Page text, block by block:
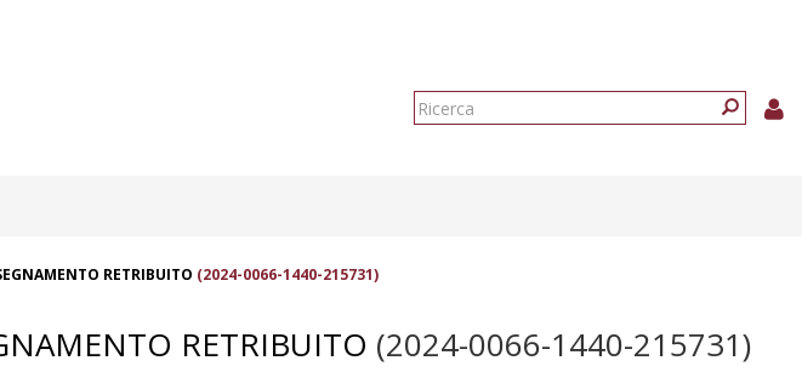
Form
RETRIBUITO (2024-0066-1440-215731)
RETRIBUITO (2024-0066-1440-215731)